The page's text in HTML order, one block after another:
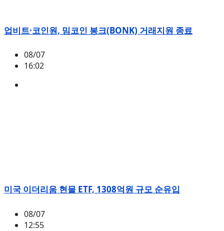
업비트·코인원, 밈코인 봉크(BONK) 거래지원 종료
08/07
16:02
미국 이더리움 현물 ETF, 1308억원 규모 순유입
08/07
12:55